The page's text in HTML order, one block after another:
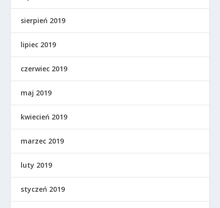
sierpień 2019
lipiec 2019
czerwiec 2019
maj 2019
kwiecień 2019
marzec 2019
luty 2019
styczeń 2019